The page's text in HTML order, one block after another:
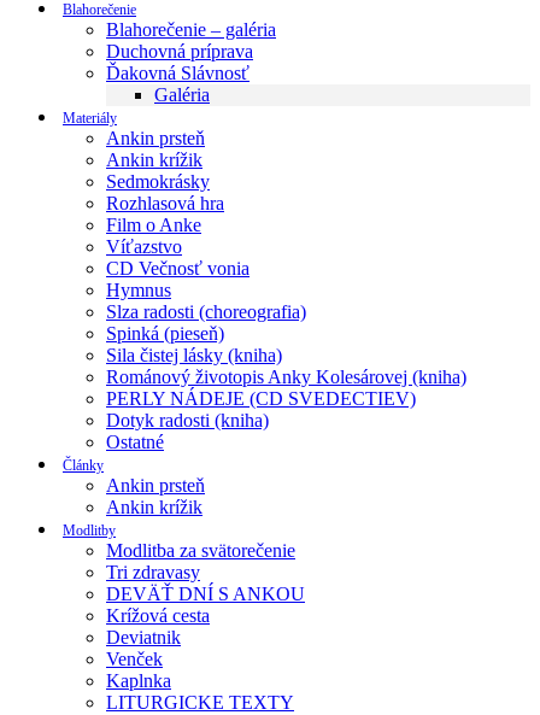
Blahorečenie
Blahorečenie – galéria
Duchovná príprava
Ďakovná Slávnosť
Galéria
Materiály
Ankin prsteň
Ankin krížik
Sedmokrásky
Rozhlasová hra
Film o Anke
Víťazstvo
CD Večnosť vonia
Hymnus
Slza radosti (choreografia)
Spinká (pieseň)
Sila čistej lásky (kniha)
Románový životopis Anky Kolesárovej (kniha)
PERLY NÁDEJE (CD SVEDECTIEV)
Dotyk radosti (kniha)
Ostatné
Články
Ankin prsteň
Ankin krížik
Modlitby
Modlitba za svätorečenie
Tri zdravasy
DEVÄŤ DNÍ S ANKOU
Krížová cesta
Deviatnik
Venček
Kaplnka
LITURGICKE TEXTY